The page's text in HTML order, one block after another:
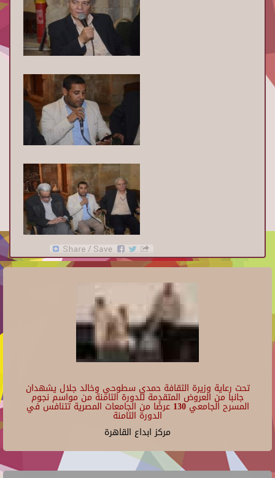
تحت رعاية وزيرة الثقافة حمدي سطوحي وخالد جلال يشهدان
جانبا من العروض المتقدمة للدورة الثامنة من مواسم نجوم
المسرح الجامعي 130 عرضًا من الجامعات المصرية تتنافس في
الدورة الثامنة
مركز ابداع القاهرة